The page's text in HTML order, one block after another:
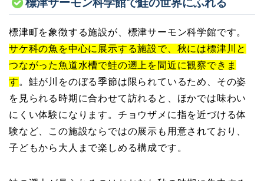
標津サーモン科学館で鮭の世界にふれる
標津町を象徴する施設が、標津サーモン科学館です。
サケ科の魚を中心に展示する施設で、秋には標津川と
つながった魚道水槽で鮭の遡上を間近に観察できま
す 。鮭が川をのぼる季節は限られているため、その姿
を見られる時期に合わせて訪れると、ほかでは味わい
にくい体験になります。チョウザメに指を近づける体
験など、この施設ならではの展示も用意されており、
子どもから大人まで楽しめる構成です。